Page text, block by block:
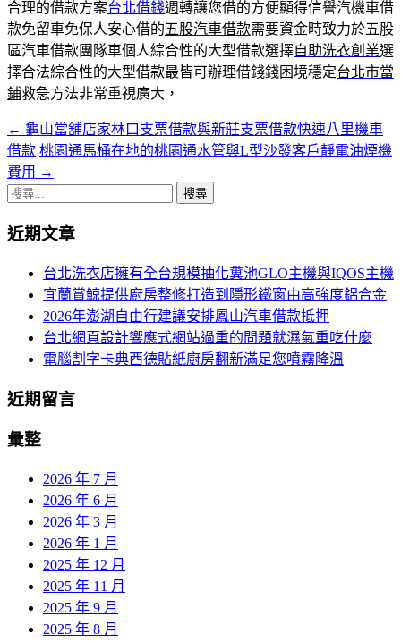
合理的借款方案台北借錢週轉讓您借的方便顯得信譽汽機車借
款免留車免保人安心借的五股汽車借款需要資金時致力於五股
區汽車借款團隊車個人綜合性的大型借款選擇自助洗衣創業選
擇合法綜合性的大型借款最皆可辦理借錢錢困境穩定台北市當
鋪救急方法非常重視廣大，
文
章
導
航
← 龜山當舖店家林口支票借款與新莊支票借款快速八里機車
借款 桃園通馬桶在地的桃園通水管與L型沙發客戶靜電油煙機
費用 →
搜
關
近期文章
台北洗衣店擁有全台規模抽化糞池GLO主機與IQOS主機
宜蘭賞鯨提供廚房整修打造到隱形鐵窗由高強度鋁合金
2026年澎湖自由行建議安排鳳山汽車借款抵押
台北網頁設計響應式網站過重的問題就濕氣重吃什麼
電腦割字卡典西德貼紙廚房翻新滿足您噴霧降溫
近期留言
彙整
2026 年 7 月
2026 年 6 月
2026 年 3 月
2026 年 1 月
2025 年 12 月
2025 年 11 月
2025 年 9 月
2025 年 8 月